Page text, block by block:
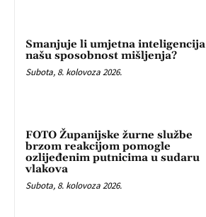
Smanjuje li umjetna inteligencija
našu sposobnost mišljenja?
Subota, 8. kolovoza 2026.
FOTO Županijske žurne službe
brzom reakcijom pomogle
ozlijeđenim putnicima u sudaru
vlakova
Subota, 8. kolovoza 2026.